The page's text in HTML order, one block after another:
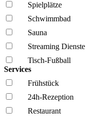
Spielplätze
Schwimmbad
Sauna
Streaming Dienste
Tisch-Fußball
Services
Frühstück
24h-Rezeption
Restaurant